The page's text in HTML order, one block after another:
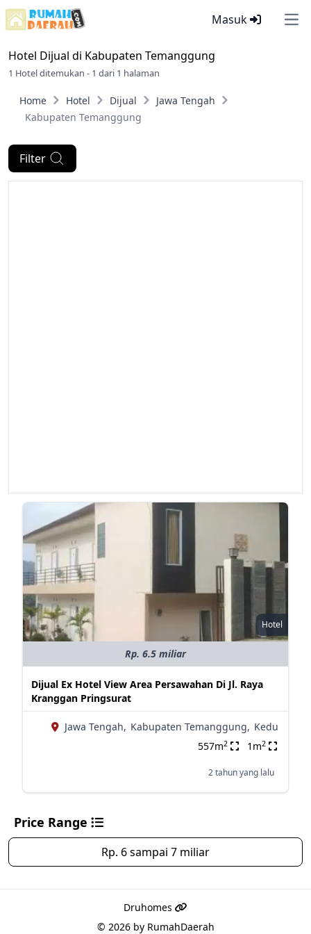
Masuk
Hotel Dijual di Kabupaten Temanggung
1 Hotel ditemukan - 1 dari 1 halaman
Home Hotel Dijual
Jawa Tengah
Kabupaten Temanggung
Filter
Hotel
Rp. 6.5 miliar
Dijual Ex Hotel View Area Persawahan Di Jl. Raya
Kranggan Pringsurat
Jawa Tengah, Kabupaten Temanggung, Kedu
557m2 1m2
2 tahun yang lalu
Price Range
Rp. 6 sampai 7 miliar
Druhomes
© 2026 by RumahDaerah